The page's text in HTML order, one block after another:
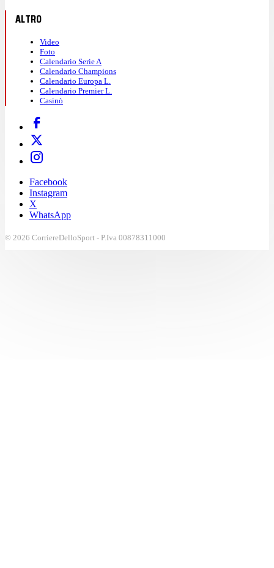
ALTRO
Video
Foto
Calendario Serie A
Calendario Champions
Calendario Europa L.
Calendario Premier L.
Casinò
Facebook
Instagram
X
WhatsApp
© 2026 CorriereDelloSport - P.Iva 00878311000